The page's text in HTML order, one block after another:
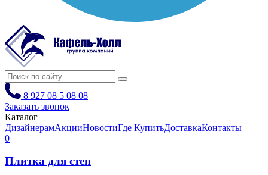
8 927 08 5 08 08
Заказать звонок
Каталог
ДизайнерамАкцииНовостиГде КупитьДоставкаКонтакты
0
Плитка для стен